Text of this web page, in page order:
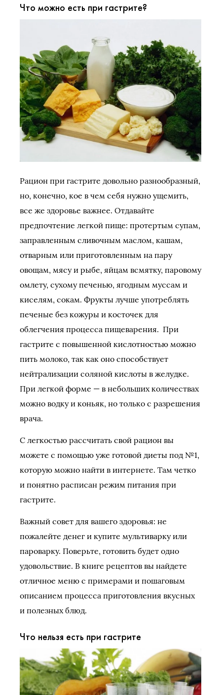
Что можно есть при гастрите?
Рацион при гастрите довольно разнообразный,
но, конечно, кое в чем себя нужно ущемить,
все же здоровье важнее. Отдавайте
предпочтение легкой пище: протертым супам,
заправленным сливочным маслом, кашам,
отварным или приготовленным на пару
овощам, мясу и рыбе, яйцам всмятку, паровому
омлету, сухому печенью, ягодным муссам и
киселям, сокам. Фрукты лучше употреблять
печеные без кожуры и косточек для
облегчения процесса пищеварения. При
гастрите с повышенной кислотностью можно
пить молоко, так как оно способствует
нейтрализации соляной кислоты в желудке.
При легкой форме — в небольших количествах
можно водку и коньяк, но только с разрешения
врача.
С легкостью рассчитать свой рацион вы
можете с помощью уже готовой диеты под №1,
которую можно найти в интернете. Там четко
и понятно расписан режим питания при
гастрите.
Важный совет для вашего здоровья: не
пожалейте денег и купите мультиварку или
пароварку. Поверьте, готовить будет одно
удовольствие. В книге рецептов вы найдете
отличное меню с примерами и пошаговым
описанием процесса приготовления вкусных
и полезных блюд.
Что нельзя есть при гастрите